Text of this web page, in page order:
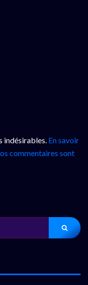
indésirables. En savoir
commentaires sont